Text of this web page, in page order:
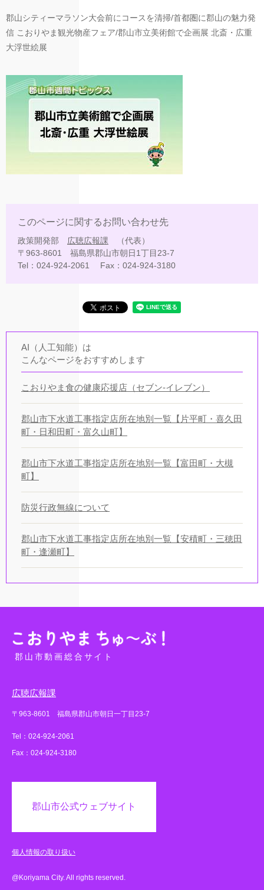
郡山シティーマラソン大会前にコースを清掃/首都圏に郡山の魅力発
信 こおりやま観光物産フェア/郡山市立美術館で企画展 北斎・広重
大浮世絵展
このページに関するお問い合わせ先
政策開発部 広聴広報課
代表
〒963-8601
福島県郡山市朝日1丁目23-7
Tel：024-924-2061
Fax：024-924-3180
AI（人工知能）は
こんなページをおすすめします
こおりやま食の健康応援店（セブン-イレブン）
郡山市下水道工事指定店所在地別一覧【片平町・喜久田
町・日和田町・富久山町】
郡山市下水道工事指定店所在地別一覧【富田町・大槻
町】
防災行政無線について
郡山市下水道工事指定店所在地別一覧【安積町・三穂田
町・逢瀬町】
郡山市動画総合サイト
広聴広報課
〒963-8601 福島県郡山市朝日一丁目23-7
Tel：024-924-2061
Fax：024-924-3180
郡山市公式ウェブサイト
個人情報の取り扱い
@Koriyama City. All rights reserved.